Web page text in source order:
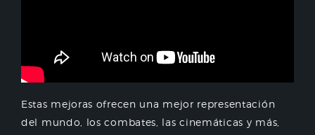
Estas mejoras ofrecen una mejor representación
del mundo, los combates, las cinemáticas y más,